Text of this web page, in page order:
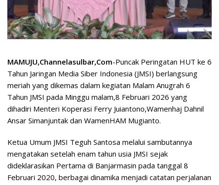
MAMUJU,Channelasulbar,Com-Puncak Peringatan HUT ke 6
Tahun Jaringan Media Siber Indonesia (JMSI) berlangsung
meriah yang dikemas dalam kegiatan Malam Anugrah 6
Tahun JMSI pada Minggu malam,8 Februari 2026 yang
dihadiri Menteri Koperasi Ferry Juiantono,Wamenhaj Dahnil
Ansar Simanjuntak dan WamenHAM Mugianto.
Ketua Umum JMSI Teguh Santosa melalui sambutannya
mengatakan setelah enam tahun usia JMSI sejak
dideklarasikan Pertama di Banjarmasin pada tanggal 8
Februari 2020, berbagai dinamika menjadi catatan perjalanan